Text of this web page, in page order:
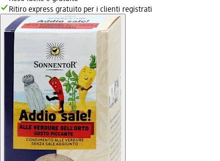
Ritiro express gratuito per i clienti registrati